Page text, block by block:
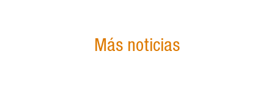
Más noticias